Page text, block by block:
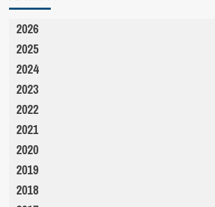
2026
2025
2024
2023
2022
2021
2020
2019
2018